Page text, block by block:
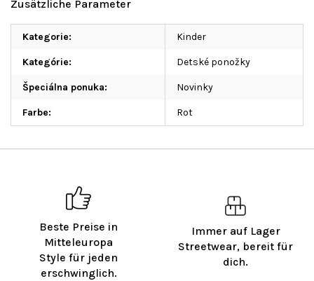
Beste Preise in
Mitteleuropa
Style für jeden
erschwinglich.
Immer auf Lager
Streetwear, bereit für
dich.
Zusätzliche Parameter
Kategorie: Kinder
Kategórie: Detské ponožky
Špeciálna ponuka: Novinky
Farbe: Rot